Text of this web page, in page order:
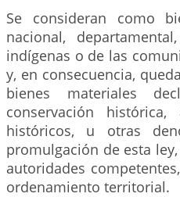
Se consideran como
nacional,
indígenas o de las
y, en consecuencia,
bienes materiales
conservación
históricos, u otras
promulgación de esta
autoridades
ordenamiento territorial.